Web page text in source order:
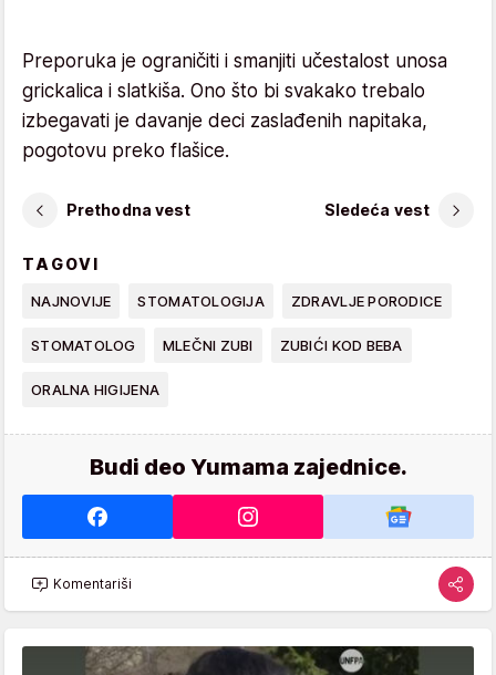
Preporuka je ograničiti i smanjiti učestalost unosa
grickalica i slatkiša. Ono što bi svakako trebalo
izbegavati je davanje deci zaslađenih napitaka,
pogotovu preko flašice.
Prethodna vest Sledeća vest
TAGOVI
NAJNOVIJE STOMATOLOGIJA ZDRAVLJE PORODICE
STOMATOLOG MLEČNI ZUBI ZUBIĆI KOD BEBA
ORALNA HIGIJENA
Budi deo Yumama zajednice.
Komentariši